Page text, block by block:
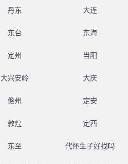
丹东 大连
东台 东海
定州 当阳
大兴安岭 大庆
儋州 定安
敦煌 定西
东至 代怀生子好找吗